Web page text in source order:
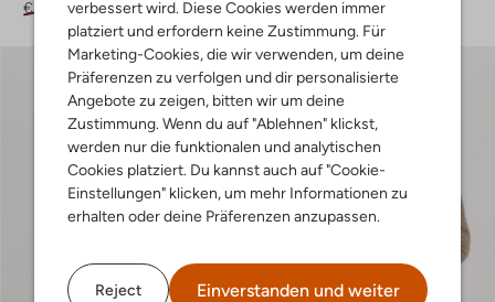
verbessert wird. Diese Cookies werden immer
platziert und erfordern keine Zustimmung. Für
Marketing-Cookies, die wir verwenden, um deine
Präferenzen zu verfolgen und dir personalisierte
Angebote zu zeigen, bitten wir um deine
Zustimmung. Wenn du auf "Ablehnen" klickst,
werden nur die funktionalen und analytischen
Cookies platziert. Du kannst auch auf "Cookie-
Einstellungen" klicken, um mehr Informationen zu
erhalten oder deine Präferenzen anzupassen.
Reject Einverstanden und weiter
€ 349,99 € 279,99 € 399,95 € 319,99